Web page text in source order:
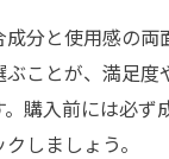
を叶える使用感
ップクリーム口コ
成分と使用感の両
ことが、満足度
購入前には必ず
しましょう。